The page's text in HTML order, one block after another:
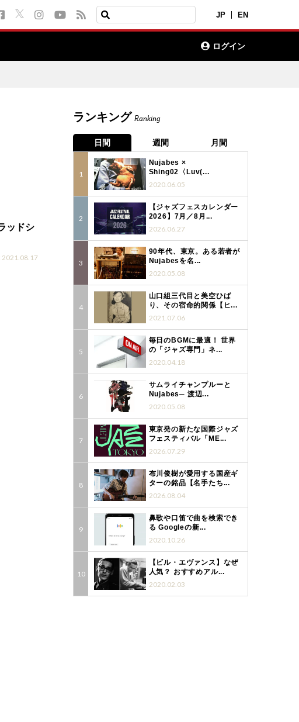
JP EN
ログイン
ッドシ
2021.08.17
ランキング Ranking
日間 週間 月間
Nujabes ×
Shing02〈Luv(...
2020.06.05
【ジャズフェスカレンダー
2026】7月／8月...
2026.06.27
90年代、東京。ある若者が
Nujabesを名...
2020.05.08
山口組三代目と美空ひば
り、その宿命的関係【ヒ...
2021.07.06
毎日のBGMに最適！ 世界
の「ジャズ専門」ネ...
2020.04.18
サムライチャンプルーと
Nujabes─ 渡辺...
2020.05.08
東京発の新たな国際ジャズ
フェスティバル「ME...
2026.07.29
布川俊樹が愛用する国産ギ
ターの銘品【名手たち...
2026.08.04
鼻歌や口笛で曲を検索でき
る Googleの新...
2020.10.26
【ビル・エヴァンス】なぜ
人気？ おすすめアル...
2020.02.03